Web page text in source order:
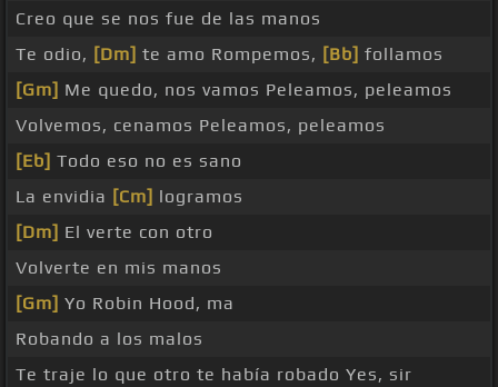
Creo que se nos fue de las manos
Te odio, [Dm] te amo Rompemos, [Bb] follamos
[Gm] Me quedo, nos vamos Peleamos, peleamos
Volvemos, cenamos Peleamos, peleamos
[Eb] Todo eso no es sano
La envidia [Cm] logramos
[Dm] El verte con otro
Volverte en mis manos
[Gm] Yo Robin Hood, ma
Robando a los malos
Te traje lo que otro te había robado Yes, sir